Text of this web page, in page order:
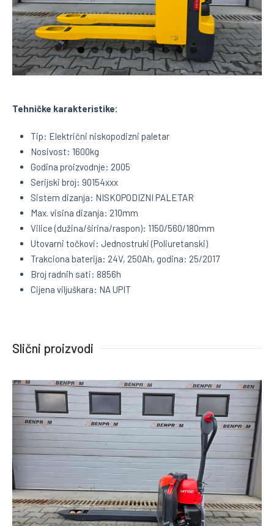
Tehničke karakteristike:
Tip: Električni niskopodizni paletar
Nosivost: 1600kg
Godina proizvodnje: 2005
Serijski broj: 90154xxx
Sistem dizanja: NISKOPODIZNI PALETAR
Max. visina dizanja: 210mm
Vilice (dužina/širina/raspon): 1150/560/180mm
Utovarni točkovi: Jednostruki (Poliuretanski)
Trakciona baterija: 24V, 250Ah, godina: 25/2017
Broj radnih sati: 8856h
Cijena viljuškara: NA UPIT
Slični proizvodi